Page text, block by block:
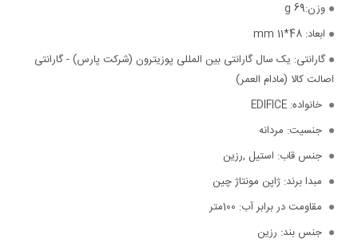
وزن:69 g
ابعاد:
گارانتی: یک سال گارانتی بین المللی پوزیترون (شرکت پارس) - گارانتی
اصالت کالا (مادام العمر)
خانواده: EDIFICE
جنسیت: مردانه
جنس قاب: استیل ,رزین
مبدا برند: ژاپن مونتاژ چین
مقاومت در برابر آب: 100متر
جنس بند: رزین